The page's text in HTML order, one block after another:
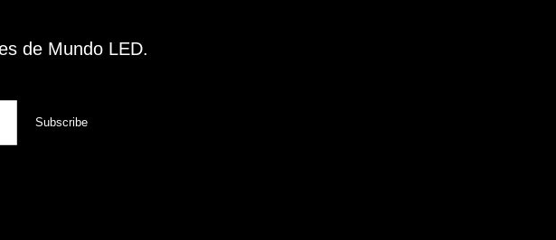
de Mundo LED.
Subscribe